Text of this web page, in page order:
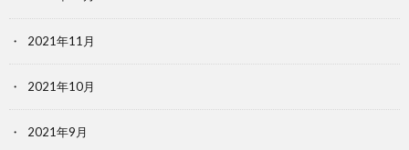
2021年11月
2021年10月
2021年9月